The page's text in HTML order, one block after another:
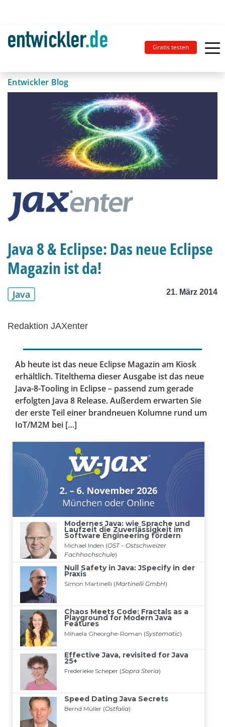
Gratis testen
Entwickler Blog
Java 8 & Eclipse: Das neue Eclipse
Magazin ist da!
Java 21. März 2014
Redaktion JAXenter
Ab heute ist das neue Eclipse Magazin am Kiosk
erhältlich. Titelthema dieser Ausgabe ist das neue
Java-8-Tooling in Eclipse – passend zum gerade
erfolgten Java 8 Release. Außerdem erwarten Sie
der erste Teil einer brandneuen Kolumne rund um
IoT/M2M bei […]